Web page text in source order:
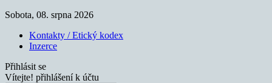
Sobota, 08. srpna 2026
Kontakty / Etický kodex
Inzerce
Přihlásit se
Vítejte! přihlášení k účtu